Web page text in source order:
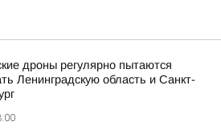
дроны регулярно пытаются
Ленинградскую область и Санкт-